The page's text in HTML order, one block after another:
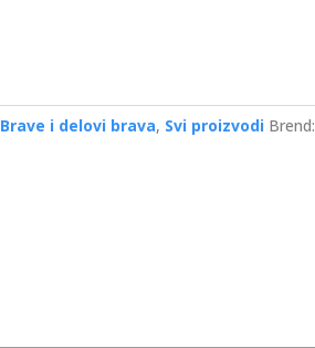
Brave i delovi brava, Svi proizvodi Brend: